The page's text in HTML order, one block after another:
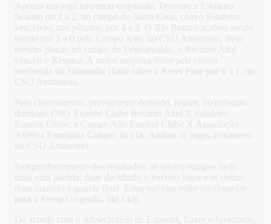
Apenas um jogo terminou empatado: Terrestre e Estaleiro
ficaram no 2 a 2, no campo do Santa Cruz, com o Estaleiro
vencendo, nos pênaltis, por 4 a 3. O Rio Branco acabou sendo
batido por 2 a 0 pelo Campo Alto, no CSU Amazonas. Pelo
mesmo placar, no campo do Frigoarnaldo, o Recanto Azul
venceu o Ressaca. A maior surpresa ficou pela vitória
maiúscula do Estrelinha (foto) sobre o River Plate por 6 a 1, no
CSU Amazonas.
Pelo chaveamento, previamente definido, jogam, no próximo
domingo (7/8): Esporte Clube Recanto Azul X Estaleiro
Esporte Clube; e Campo Alto Futebol Clube X Associação
Atlética Estrelinha Campo, às 11h. Ambos os jogos acontecem
no CSU Amazonas.
Independentemente dos resultados, as quatro equipes farão
mais uma partida: duas decidindo o terceiro lugar e as outras
duas fazendo a grande final. Estas partidas estão confirmadas
para a Arena Gregorão, dia 14/8.
De acordo com o subsecretário de Esportes, Lazer e Juventude,